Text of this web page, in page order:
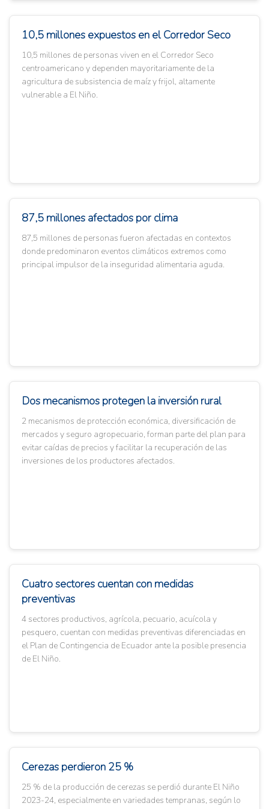
10,5 millones expuestos en el Corredor Seco
10,5 millones de personas viven en el Corredor Seco
centroamericano y dependen mayoritariamente de la
agricultura de subsistencia de maíz y frijol, altamente
vulnerable a El Niño.
87,5 millones afectados por clima
87,5 millones de personas fueron afectadas en contextos
donde predominaron eventos climáticos extremos como
principal impulsor de la inseguridad alimentaria aguda.
Dos mecanismos protegen la inversión rural
2 mecanismos de protección económica, diversificación de
mercados y seguro agropecuario, forman parte del plan para
evitar caídas de precios y facilitar la recuperación de las
inversiones de los productores afectados.
Cuatro sectores cuentan con medidas
preventivas
4 sectores productivos, agrícola, pecuario, acuícola y
pesquero, cuentan con medidas preventivas diferenciadas en
el Plan de Contingencia de Ecuador ante la posible presencia
de El Niño.
Cerezas perdieron 25 %
25 % de la producción de cerezas se perdió durante El Niño
2023-24, especialmente en variedades tempranas, según lo